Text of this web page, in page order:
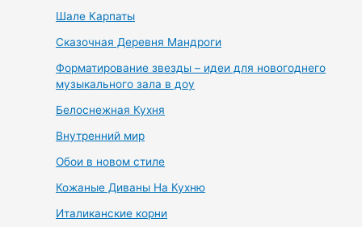
Шале Карпаты
Сказочная Деревня Мандроги
Форматирование звезды – идеи для новогоднего
музыкального зала в доу
Белоснежная Кухня
Внутренний мир
Обои в новом стиле
Кожаные Диваны На Кухню
Италиканские корни